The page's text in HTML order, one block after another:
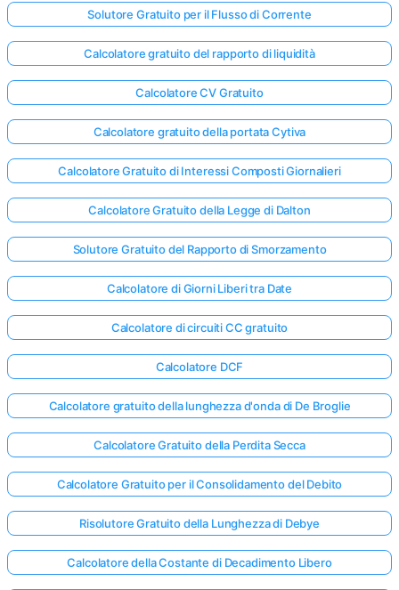
Solutore Gratuito per il Flusso di Corrente
Calcolatore gratuito del rapporto di liquidità
Calcolatore CV Gratuito
Calcolatore gratuito della portata Cytiva
Calcolatore Gratuito di Interessi Composti Giornalieri
Calcolatore Gratuito della Legge di Dalton
Solutore Gratuito del Rapporto di Smorzamento
Calcolatore di Giorni Liberi tra Date
Calcolatore di circuiti CC gratuito
Calcolatore DCF
Calcolatore gratuito della lunghezza d'onda di De Broglie
Calcolatore Gratuito della Perdita Secca
Calcolatore Gratuito per il Consolidamento del Debito
Risolutore Gratuito della Lunghezza di Debye
Calcolatore della Costante di Decadimento Libero